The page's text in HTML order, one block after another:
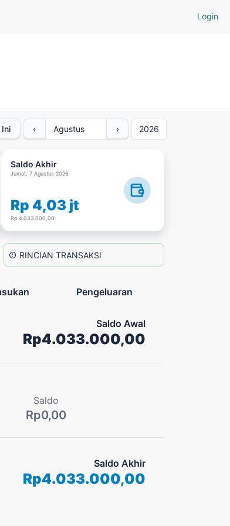
Login
Ini ‹ ›
Saldo Akhir
Jumat, 7 Agustus 2026
Rp 4,03 jt
Rp 4.033.000,00

RINCIAN TRANSAKSI
Pengeluaran
Saldo Awal
Rp4.033.000,00
Saldo
Rp0,00
Saldo Akhir
Rp4.033.000,00